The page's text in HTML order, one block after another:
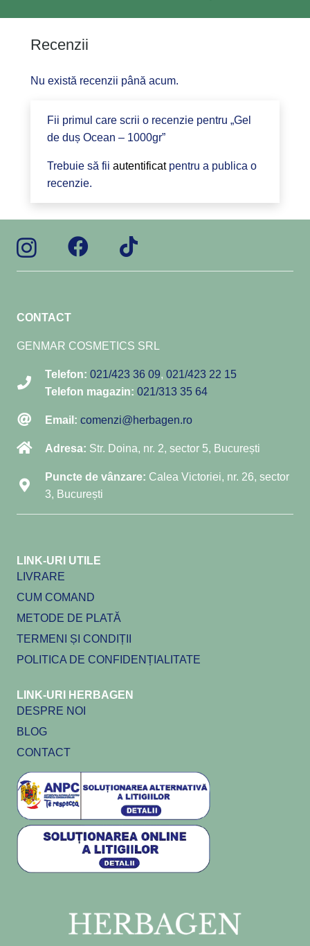
Recenzii
Nu există recenzii până acum.
Fii primul care scrii o recenzie pentru „Gel
de duș Ocean – 1000gr”
Trebuie să fii autentificatpentru a publica o
recenzie.
CONTACT
GENMAR COSMETICS SRL
Telefon: 021/423 36 09, 021/423 22 15
Telefon magazin: 021/313 35 64
Email: comenzi@herbagen.ro
Adresa: Str. Doina, nr. 2, sector 5, București
Puncte de vânzare: Calea Victoriei, nr. 26, sector
3, București
LINK-URI UTILE
LIVRARE
CUM COMAND
METODE DE PLATĂ
TERMENI ȘI CONDIȚII
POLITICA DE CONFIDENȚIALITATE
LINK-URI HERBAGEN
DESPRE NOI
BLOG
CONTACT